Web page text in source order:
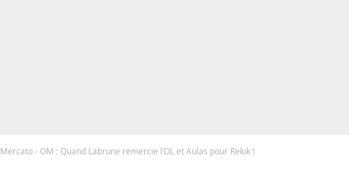
Mercato - OM : Quand Labrune remercie l’OL et Aulas pour Rekik !